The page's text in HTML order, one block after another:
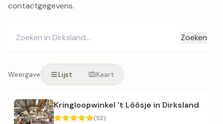
contactgegevens.
Zoeken
Weergave Lijst Kaart
Kringloopwinkel 't Lôôsje in Dirksland
(52)